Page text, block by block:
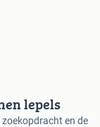
lepels
en de